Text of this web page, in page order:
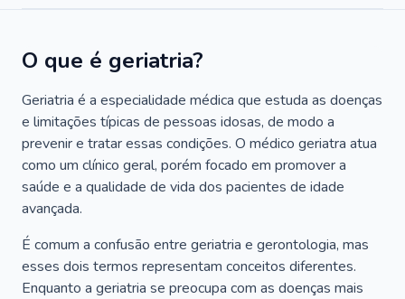
O que é geriatria?
Geriatria é a especialidade médica que estuda as doenças
e limitações típicas de pessoas idosas, de modo a
prevenir e tratar essas condições. O médico geriatra atua
como um clínico geral, porém focado em promover a
saúde e a qualidade de vida dos pacientes de idade
avançada.
É comum a confusão entre geriatria e gerontologia, mas
esses dois termos representam conceitos diferentes.
Enquanto a geriatria se preocupa com as doenças mais